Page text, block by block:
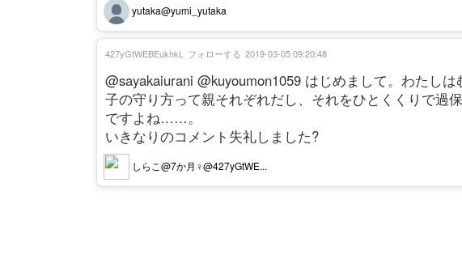
yutaka@yumi_yutaka
@sayakaiurani @kuyoumon1059 はじめまして。わたし
子の守り方って親それぞれだし、それをひとくくりで過
ですよね……。
いきなりのコメント失礼しました?
しらこ@7か月♀@427yGtWE...
427yGtWEBEukhkL フォローする 2019-03-05 09:20:48